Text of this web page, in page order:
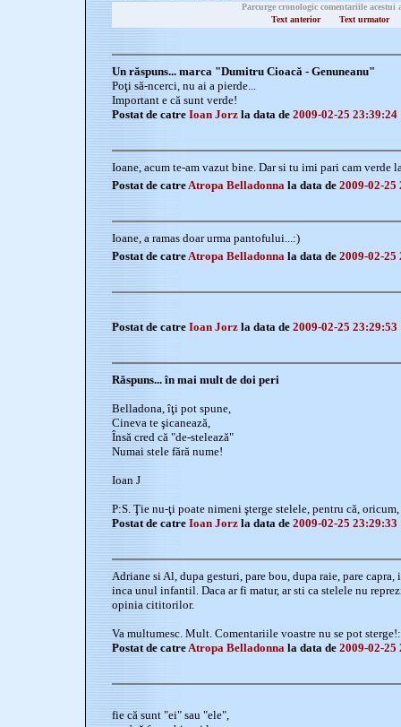
Parcurge cronologic comentariile acestui
Text anterior
Text urmator
Un răspuns... marca "Dumitru Cioacă - Genuneanu"
Poţi să-ncerci, nu ai a pierde...
Important e că sunt verde!
Postat de catre Ioan Jorz la data de 2009-02-25 23:39:24
Ioane, acum te-am vazut bine. Dar si tu imi pari cam verde
Postat de catreAtropa Belladonna la data de 2009-02-25
Ioane, a ramas doar urma pantofului...:)
Postat de catreAtropa Belladonna la data de 2009-02-25
Postat de catre Ioan Jorz la data de 2009-02-25 23:29:53
Răspuns... în mai mult de doi peri
Belladona, îţi pot spune,
Cineva te şicanează,
Însă cred că "de-stelează"
Numai stele fără nume!
Ioan J
P:S. Ţie nu-ţi poate nimeni şterge stelele, pentru că,
Postat de catre Ioan Jorz la data de 2009-02-25 23:29:33
Adriane si Al, dupa gesturi, pare bou, dupa raie, pare
inca unul infantil. Daca ar fi matur, ar sti ca stelele nu
opinia cititorilor.
Va multumesc. Mult. Comentariile voastre nu se pot
Postat de catreAtropa Belladonna la data de 2009-02-25
fie că sunt "ei" sau "ele",